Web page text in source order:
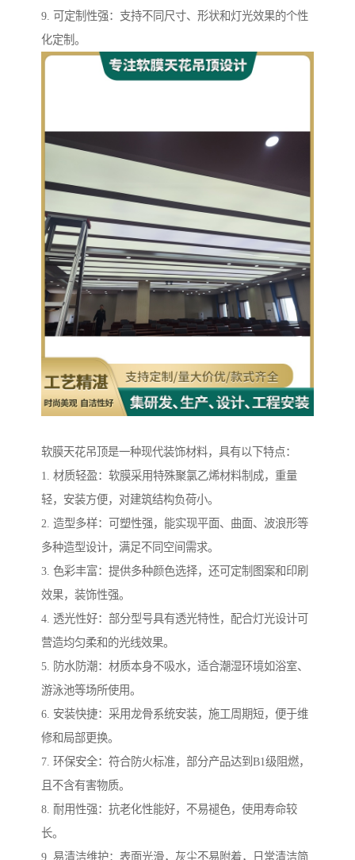
9. 可定制性强：支持不同尺寸、形状和灯光效果的个性
化定制。
软膜天花吊顶是一种现代装饰材料，具有以下特点：
1. 材质轻盈：软膜采用特殊聚氯乙烯材料制成，重量
轻，安装方便，对建筑结构负荷小。
2. 造型多样：可塑性强，能实现平面、曲面、波浪形等
多种造型设计，满足不同空间需求。
3. 色彩丰富：提供多种颜色选择，还可定制图案和印刷
效果，装饰性强。
4. 透光性好：部分型号具有透光特性，配合灯光设计可
营造均匀柔和的光线效果。
5. 防水防潮：材质本身不吸水，适合潮湿环境如浴室、
游泳池等场所使用。
6. 安装快捷：采用龙骨系统安装，施工周期短，便于维
修和局部更换。
7. 环保安全：符合防火标准，部分产品达到B1级阻燃，
且不含有害物质。
8. 耐用性强：抗老化性能好，不易褪色，使用寿命较
长。
9. 易清洁维护：表面光滑，灰尘不易附着，日常清洁简